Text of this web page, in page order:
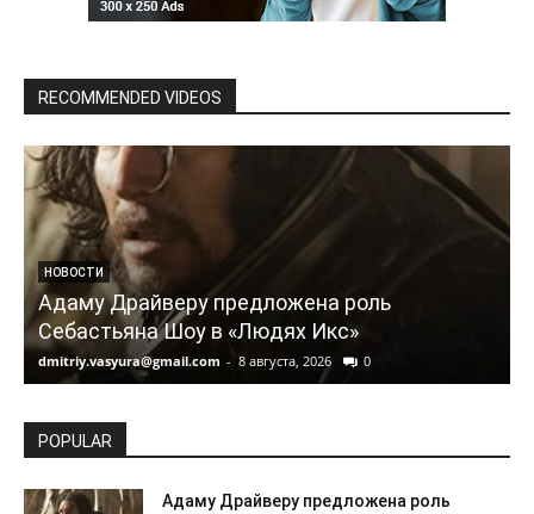
RECOMMENDED VIDEOS
НОВОСТИ
Адаму Драйверу предложена роль
Себастьяна Шоу в «Людях Икс»
dmitriy.vasyura@gmail.com - 8 августа, 2026 0
POPULAR
Адаму Драйверу предложена роль